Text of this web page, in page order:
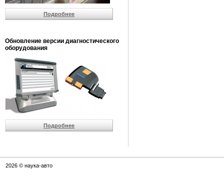
Подробнее
Обновление версии диагностического
оборудования
Подробнее
2026 © наука-авто